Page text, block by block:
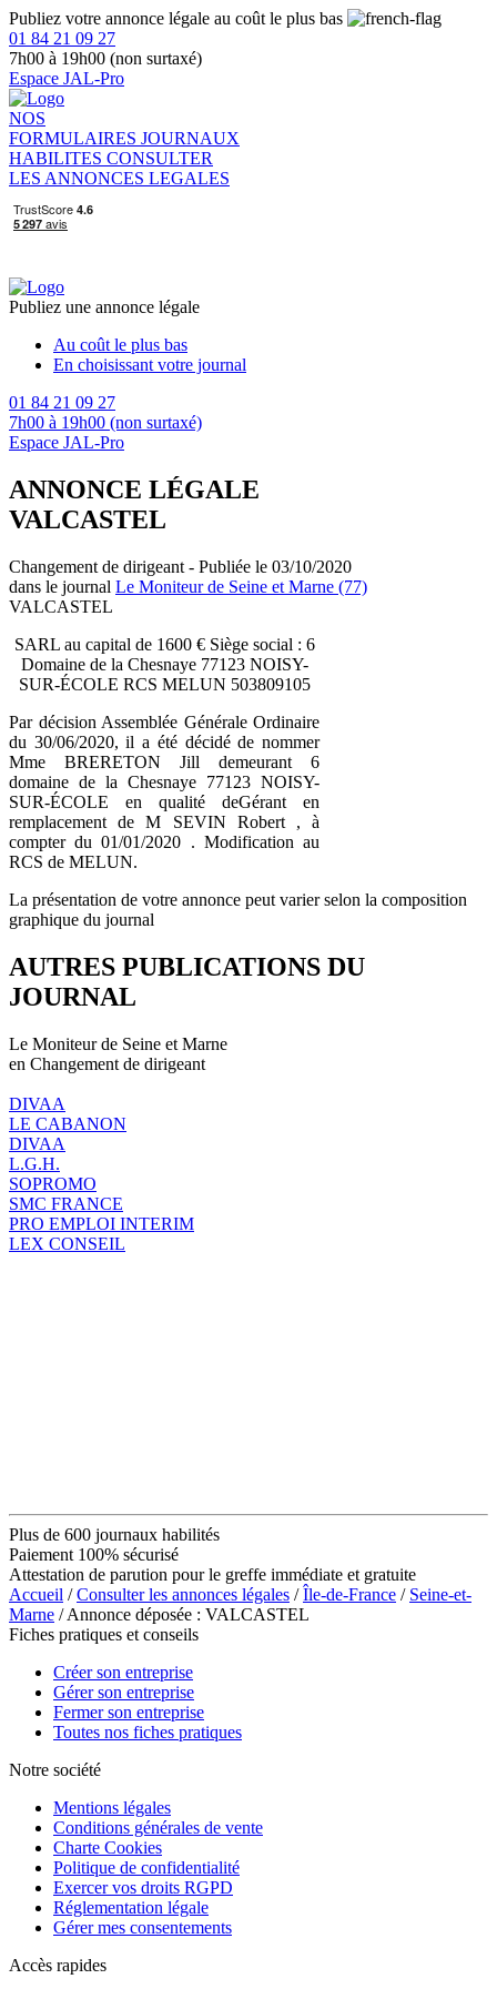
Publiez votre annonce légale au coût le plus bas
01 84 21 09 27
7h00 à 19h00 (non surtaxé)
Espace JAL-Pro
NOS
FORMULAIRES JOURNAUX
HABILITES CONSULTER
LES ANNONCES LEGALES
Publiez une annonce légale
Au coût le plus bas
En choisissant votre journal
01 84 21 09 27
7h00 à 19h00 (non surtaxé)
Espace JAL-Pro
ANNONCE LÉGALE
VALCASTEL
Changement de dirigeant - Publiée le 03/10/2020
dans le journal Le Moniteur de Seine et Marne (77)
VALCASTEL
SARL au capital de 1600 € Siège social : 6
Domaine de la Chesnaye 77123 NOISY-
SUR-ÉCOLE RCS MELUN 503809105
Par décision Assemblée Générale Ordinaire
du 30/06/2020, il a été décidé de nommer
Mme BRERETON Jill demeurant 6
domaine de la Chesnaye 77123 NOISY-
SUR-ÉCOLE en qualité deGérant en
remplacement de M SEVIN Robert , à
compter du 01/01/2020 . Modification au
RCS de MELUN.
La présentation de votre annonce peut varier selon la composition
graphique du journal
AUTRES PUBLICATIONS DU
JOURNAL
Le Moniteur de Seine et Marne
en Changement de dirigeant
DIVAA
LE CABANON
DIVAA
L.G.H.
SOPROMO
SMC FRANCE
PRO EMPLOI INTERIM
LEX CONSEIL
Plus de 600 journaux habilités
Paiement 100% sécurisé
Attestation de parution pour le greffe immédiate et gratuite
Accueil /Consulter les annonces légales /Île-de-France / Seine-et-
Marne / Annonce déposée : VALCASTEL
Fiches pratiques et conseils
Créer son entreprise
Gérer son entreprise
Fermer son entreprise
Toutes nos fiches pratiques
Notre société
Mentions légales
Conditions générales de vente
Charte Cookies
Politique de confidentialité
Exercer vos droits RGPD
Réglementation légale
Gérer mes consentements
Accès rapides